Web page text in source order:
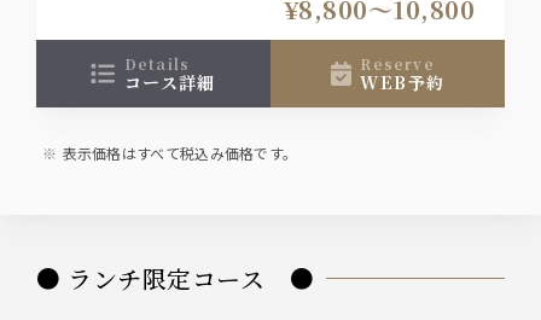
¥8,800〜10,800
details
コース詳細
reserve
WEB予約
表示価格はすべて税込み価格です。
● ランチ限定コース ●